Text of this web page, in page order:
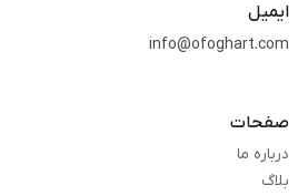
ایمیل
info@ofoghart.com
صفحات
درباره ما
بلاگ